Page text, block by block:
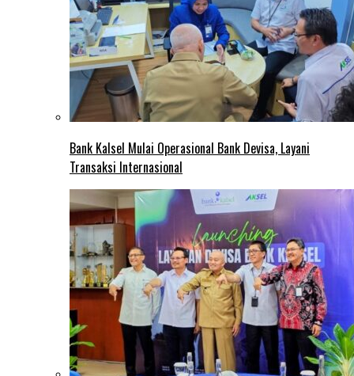
Bank Kalsel Mulai Operasional Bank Devisa, Layani
Transaksi Internasional